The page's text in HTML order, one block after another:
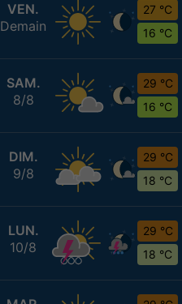
VEN.
Demain
27 °C
16 °C
SAM.
8/8
29 °C
16 °C
DIM.
9/8
29 °C
18 °C
LUN.
10/8
29 °C
18 °C